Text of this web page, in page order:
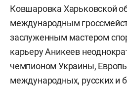
Ковшаровка Харьковской
международным
заслуженным мастером
карьеру Аникеев
чемпионом Украины,
международных, русских и